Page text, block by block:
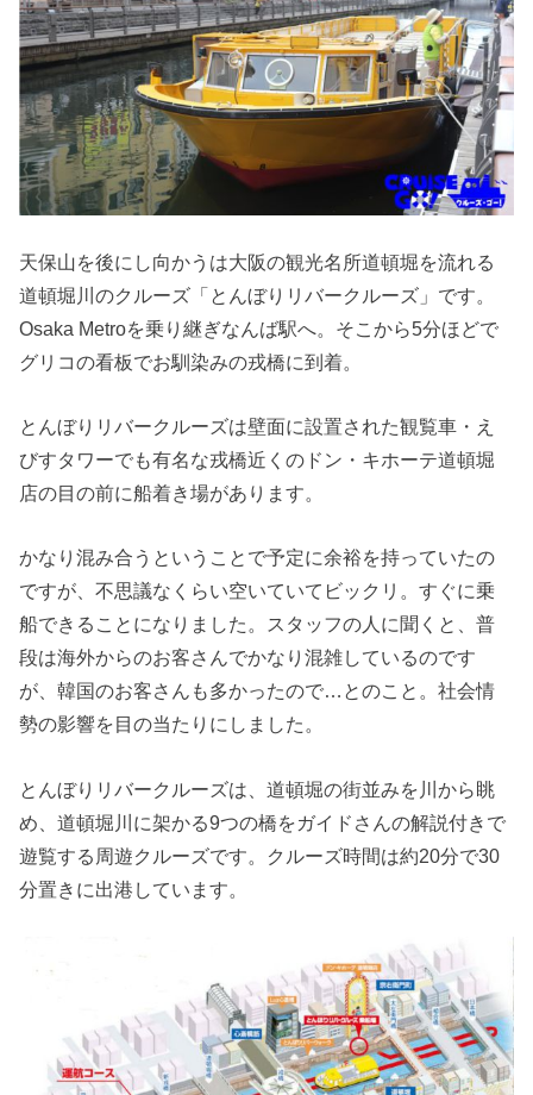
天保山を後にし向かうは大阪の観光名所道頓堀を流れる
道頓堀川のクルーズ「とんぼりリバークルーズ」です。
Osaka Metroを乗り継ぎなんば駅へ。そこから5分ほどで
グリコの看板でお馴染みの戎橋に到着。
とんぼりリバークルーズは壁面に設置された観覧車・え
びすタワーでも有名な戎橋近くのドン・キホーテ道頓堀
店の目の前に船着き場があります。
かなり混み合うということで予定に余裕を持っていたの
ですが、不思議なくらい空いていてビックリ。すぐに乗
船できることになりました。スタッフの人に聞くと、普
段は海外からのお客さんでかなり混雑しているのです
が、韓国のお客さんも多かったので…とのこと。社会情
勢の影響を目の当たりにしました。
とんぼりリバークルーズは、道頓堀の街並みを川から眺
め、道頓堀川に架かる9つの橋をガイドさんの解説付きで
遊覧する周遊クルーズです。クルーズ時間は約20分で30
分置きに出港しています。